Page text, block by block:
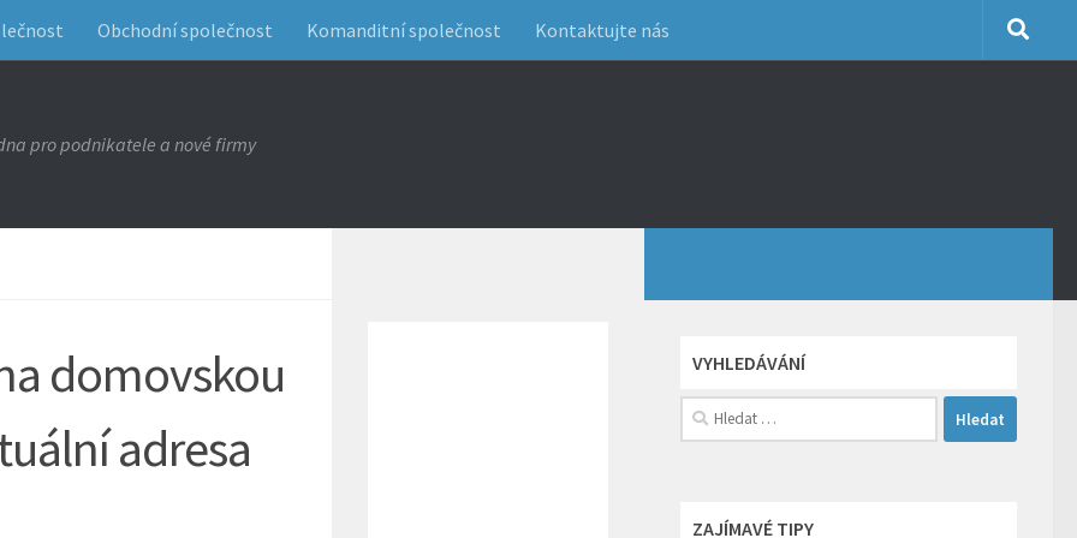
Obchodní společnost Komanditní společnost Kontaktujte nás
pro podnikatele a nové firmy
domovskou
adresa
VYHLEDÁVÁNÍ
Vyhledávání
ZAJÍMAVÉ TIPY